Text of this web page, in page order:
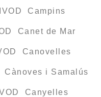
Campins
Canet de Mar
Canovelles
i Samalús
Canyelles